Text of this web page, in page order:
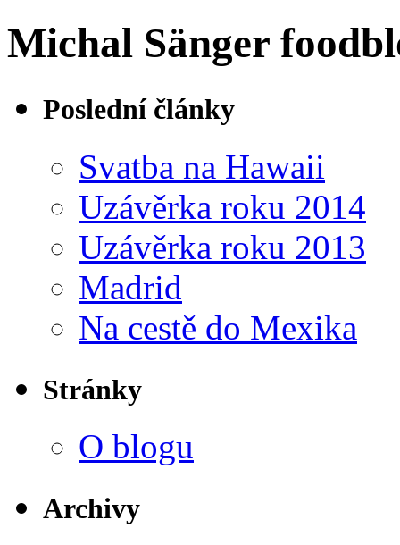
Michal Sänger
Poslední články
Svatba na Hawaii
Uzávěrka roku 2014
Uzávěrka roku 2013
Madrid
Na cestě do Mexika
Stránky
O blogu
Archivy